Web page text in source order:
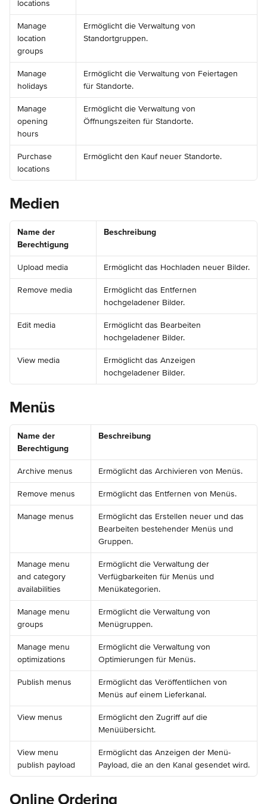
locations
Manage
location
groups
Ermöglicht die Verwaltung von
Standortgruppen.
Manage
holidays
Ermöglicht die Verwaltung von Feiertagen
für Standorte.
Manage
opening
hours
Ermöglicht die Verwaltung von
Öffnungszeiten für Standorte.
Purchase
locations
Ermöglicht den Kauf neuer Standorte.
Medien
Name der
Berechtigung
Beschreibung
Upload media Ermöglicht das Hochladen neuer Bilder.
Remove media
Ermöglicht das Entfernen
hochgeladener Bilder.
Edit media
Ermöglicht das Bearbeiten
hochgeladener Bilder.
View media
Ermöglicht das Anzeigen
hochgeladener Bilder.
Menüs
Name der
Berechtigung
Beschreibung
Archive menus Ermöglicht das Archivieren von Menüs.
Remove menus Ermöglicht das Entfernen von Menüs.
Manage menus
Ermöglicht das Erstellen neuer und das
Bearbeiten bestehender Menüs und
Gruppen.
Manage menu
and category
availabilities
Ermöglicht die Verwaltung der
Verfügbarkeiten für Menüs und
Menükategorien.
Manage menu
groups
Ermöglicht die Verwaltung von
Menügruppen.
Manage menu
optimizations
Ermöglicht die Verwaltung von
Optimierungen für Menüs.
Publish menus
Ermöglicht das Veröffentlichen von
Menüs auf einem Lieferkanal.
View menus
Ermöglicht den Zugriff auf die
Menüübersicht.
View menu
publish payload
Ermöglicht das Anzeigen der Menü-
Payload, die an den Kanal gesendet wird.
Online Ordering